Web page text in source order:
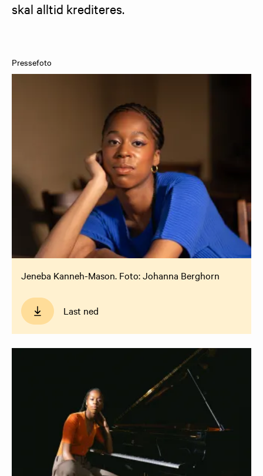
skal alltid krediteres.
Pressefoto
Jeneba Kanneh-Mason. Foto: Johanna Berghorn
Last ned